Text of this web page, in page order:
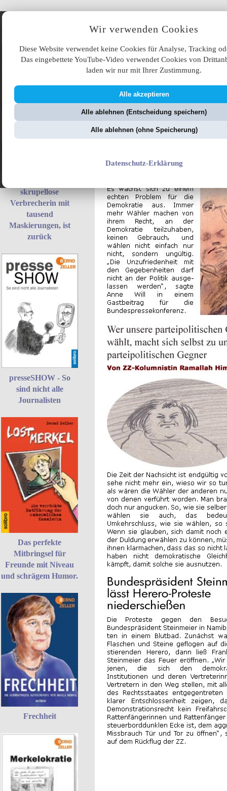
Wir verwenden Cookies
Diese Website verwendet keine Cookies für Analyse, Tracking
Das eingebettete YouTube-Video verwendet Cookies von
laden wir nur mit Ihrer Zustimmung.
Alle akzeptieren
Alle ablehnen (Entscheidung speichern)
Alle ablehnen (ohne Speicherung)
Datenschutz-Erklärung
Angebote
skrupellose
Verbrecherin mit
tausend
Maskierungen, ist
zurück
presseSHOW - So
sind nicht alle
Journalisten
Das perfekte
Mitbringsel für
Freunde mit Niveau
und schrägem Humor.
Frechheit